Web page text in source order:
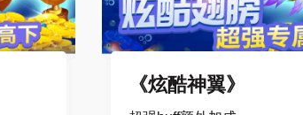
《炫酷神翼》